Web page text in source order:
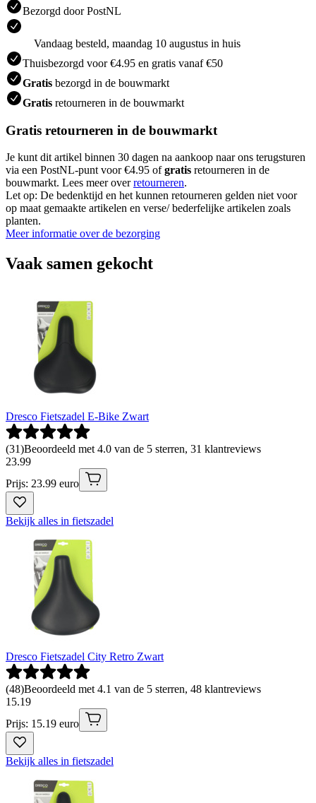
Bezorgd door PostNL
Vandaag besteld, maandag 10 augustus in huis
Thuisbezorgd voor €4.95 en gratis vanaf €50
Gratis bezorgd in de bouwmarkt
Gratis retourneren in de bouwmarkt
Gratis retourneren in de bouwmarkt
Je kunt dit artikel binnen 30 dagen na aankoop naar ons terugsturen
via een PostNL-punt voor €4.95 ofgratis retourneren in de
bouwmarkt. Lees meer overretourneren.
Let op: De bedenktijd en het kunnen retourneren gelden niet voor
op maat gemaakte artikelen en verse/ bederfelijke artikelen zoals
planten.
Meer informatie over de bezorging
Vaak samen gekocht
Dresco Fietszadel E-Bike Zwart
(31)Beoordeeld met 4.0 van de 5 sterren, 31 klantreviews
23.99
Prijs: 23.99 euro
Bekijk alles in fietszadel
Dresco Fietszadel City Retro Zwart
(48)Beoordeeld met 4.1 van de 5 sterren, 48 klantreviews
15.19
Prijs: 15.19 euro
Bekijk alles in fietszadel